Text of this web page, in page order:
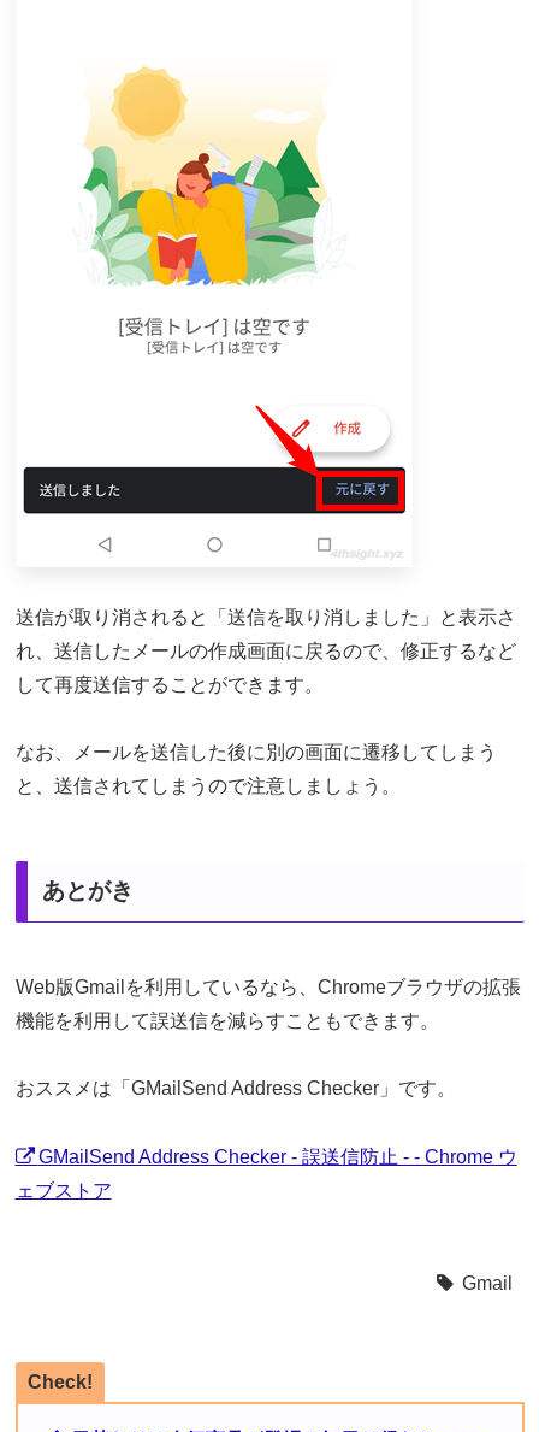
送信が取り消されると「送信を取り消しました」と表示さ
れ、送信したメールの作成画面に戻るので、修正するなど
して再度送信することができます。
なお、メールを送信した後に別の画面に遷移してしまう
と、送信されてしまうので注意しましょう。
あとがき
Web版Gmailを利用しているなら、Chromeブラウザの拡張
機能を利用して誤送信を減らすこともできます。
おススメは「GMailSend Address Checker」です。
GMailSend Address Checker - 誤送信防止 - - Chrome ウ
ェブストア
Gmail
Check!